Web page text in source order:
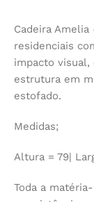
Cadeira
residenciais
impacto
estrutura em
estofado. ‎‎
Medidas;
Altura = 79|
Toda a